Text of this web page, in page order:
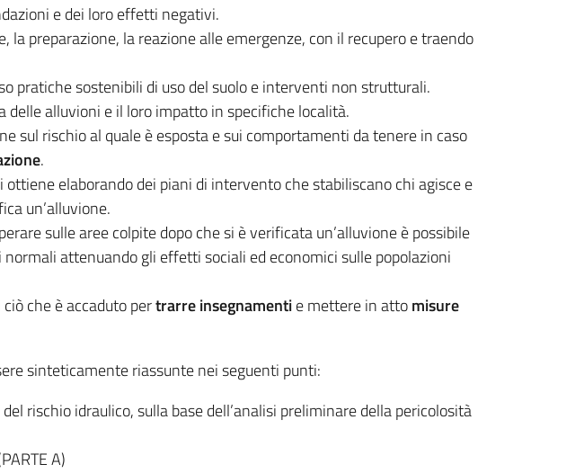
e dei loro effetti negativi.
la preparazione, la reazione alle emergenze, con il recupero e traendo
pratiche sostenibili di uso del suolo e interventi non strutturali.
delle alluvioni e il loro impatto in specifiche località.
sul rischio al quale è esposta e sui comportamenti da tenere in caso
.
ottiene elaborando dei piani di intervento che stabiliscano chi agisce e
un’alluvione.
sulle aree colpite dopo che si è verificata un’alluvione è possibile
attenuando gli effetti sociali ed economici sulle popolazioni
che è accaduto pertrarre insegnamentie mettere in attomisure
sinteticamente riassunte nei seguenti punti:
rischio idraulico, sulla base dell’analisi preliminare della pericolosità
A)